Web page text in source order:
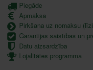
Piegāde
Apmaksa
Pirkšana uz nomaksu
Garantijas saistības un
Datu aizsardzība
Lojalitātes programma